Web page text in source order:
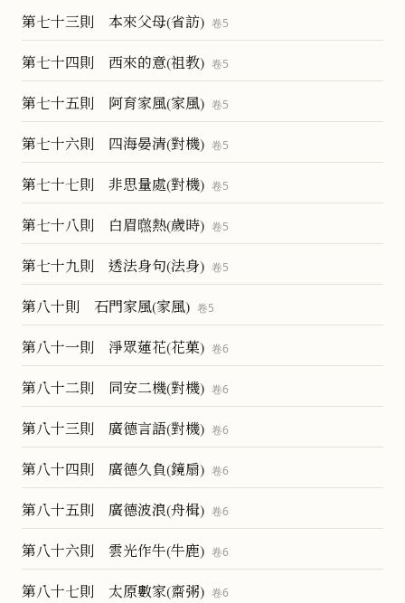
第七十三則 本來父母(省訪) 卷5
第七十四則 西來的意(祖教) 卷5
第七十五則 阿育家風(家風) 卷5
第七十六則 四海晏清(對機) 卷5
第七十七則 非思量處(對機) 卷5
第七十八則 白眉㬠熱(歲時) 卷5
第七十九則 透法身句(法身) 卷5
第八十則 石門家風(家風) 卷5
第八十一則 淨眾蓮花(花菓) 卷6
第八十二則 同安二機(對機) 卷6
第八十三則 廣德言語(對機) 卷6
第八十四則 廣德久負(鏡扇) 卷6
第八十五則 廣德波浪(舟楫) 卷6
第八十六則 雲光作牛(牛鹿) 卷6
第八十七則 太原數家(齋粥) 卷6